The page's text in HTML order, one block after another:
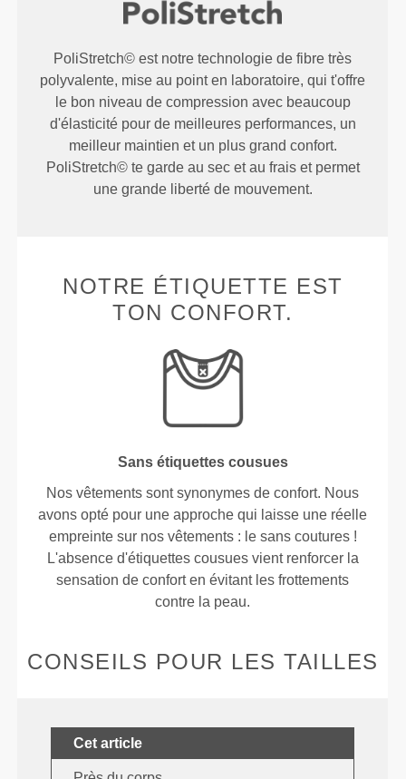
PoliStretch© est notre technologie de fibre très
polyvalente, mise au point en laboratoire, qui t'offre
le bon niveau de compression avec beaucoup
d'élasticité pour de meilleures performances, un
meilleur maintien et un plus grand confort.
PoliStretch© te garde au sec et au frais et permet
une grande liberté de mouvement.
NOTRE ÉTIQUETTE EST
TON CONFORT.
Sans étiquettes cousues
Nos vêtements sont synonymes de confort. Nous
avons opté pour une approche qui laisse une réelle
empreinte sur nos vêtements : le sans coutures !
L'absence d'étiquettes cousues vient renforcer la
sensation de confort en évitant les frottements
contre la peau.
CONSEILS POUR LES TAILLES
Cet article